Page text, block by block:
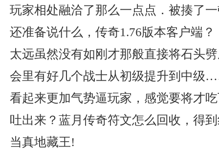
玩家相处融洽了那么一点点．被揍了
还准备说什么，传奇1.76版本客户端
太远虽然没有如刚才那般直接将石头
会里有好几个战士从初级提升到中级
看起来更加气势逼玩家，感觉要将才
吐出来？蓝月传奇符文怎么回收，得
当真地藏王!